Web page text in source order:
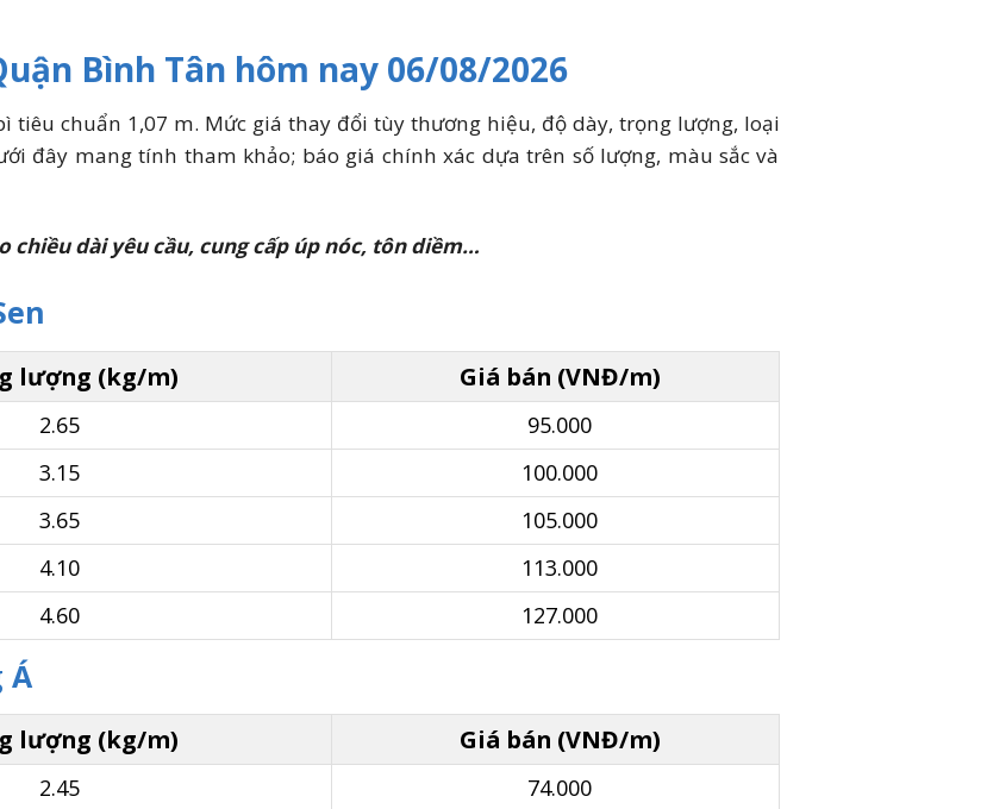
Bình Tân hôm nay 06/08/2026
tiêu chuẩn 1,07 m. Mức giá thay đổi tùy thương hiệu, độ dày, trọng lượng, loại
đây mang tính tham khảo; báo giá chính xác dựa trên số lượng, màu sắc và
chiều dài yêu cầu, cung cấp úp nóc, tôn diềm…
lượng (kg/m) Giá bán (VNĐ/m)
2.65
95.000
3.15
100.000
3.65
105.000
4.10
113.000
4.60 127.000
Á
lượng (kg/m) Giá bán (VNĐ/m)
2.45
74.000